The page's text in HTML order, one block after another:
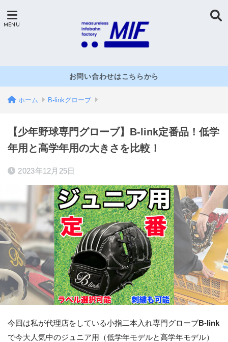
お問い合わせはこちらから
ホーム B-linkグローブ
【少年野球専門グローブ】B-link定番品！低学
年用と高学年用の大きさを比較！
2023年12月25日
今回は私が代理店をしている小指二本入れ専門グローブB-link
で今大人気中のジュニア用（低学年モデルと高学年モデル）